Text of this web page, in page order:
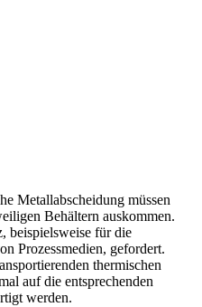
Metallabscheidung müssen
Behältern auskommen.
beispielsweise für die
Prozessmedien, gefordert.
thermischen
auf die entsprechenden
werden.